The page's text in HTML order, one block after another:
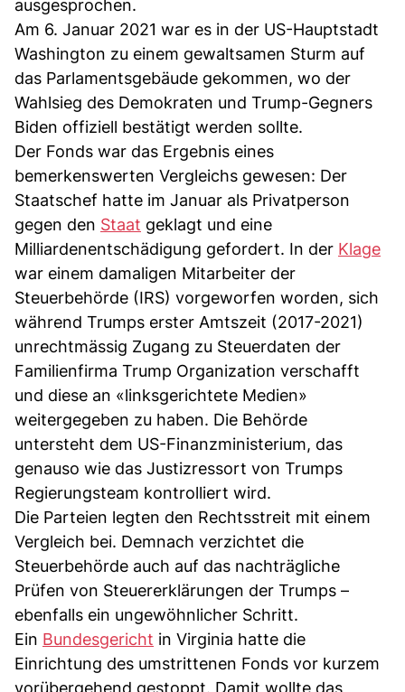
ausgesprochen.
Am 6. Januar 2021 war es in der US-Hauptstadt
Washington zu einem gewaltsamen Sturm auf
das Parlamentsgebäude gekommen, wo der
Wahlsieg des Demokraten und Trump-Gegners
Biden offiziell bestätigt werden sollte.
Der Fonds war das Ergebnis eines
bemerkenswerten Vergleichs gewesen: Der
Staatschef hatte im Januar als Privatperson
gegen den Staat geklagt und eine
Milliardenentschädigung gefordert. In der Klage
war einem damaligen Mitarbeiter der
Steuerbehörde (IRS) vorgeworfen worden, sich
während Trumps erster Amtszeit (2017-2021)
unrechtmässig Zugang zu Steuerdaten der
Familienfirma Trump Organization verschafft
und diese an «linksgerichtete Medien»
weitergegeben zu haben. Die Behörde
untersteht dem US-Finanzministerium, das
genauso wie das Justizressort von Trumps
Regierungsteam kontrolliert wird.
Die Parteien legten den Rechtsstreit mit einem
Vergleich bei. Demnach verzichtet die
Steuerbehörde auch auf das nachträgliche
Prüfen von Steuererklärungen der Trumps –
ebenfalls ein ungewöhnlicher Schritt.
Ein Bundesgericht in Virginia hatte die
Einrichtung des umstrittenen Fonds vor kurzem
vorübergehend gestoppt. Damit wollte das